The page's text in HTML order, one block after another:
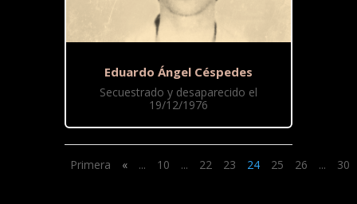
Eduardo Ángel Céspedes
Secuestrado y desaparecido el
19/12/1976
Primera « ... 10 ... 22 23 24 25 26 ... 30